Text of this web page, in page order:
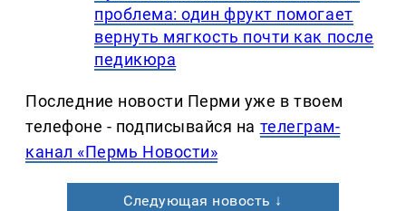
проблема: один фрукт помогает
вернуть мягкость почти как после
педикюра
Последние новости Перми уже в твоем
телефоне - подписывайся на телеграм-
канал «Пермь Новости»
Следующая новость ↓